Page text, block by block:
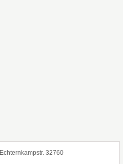
Echternkampstr. 32760